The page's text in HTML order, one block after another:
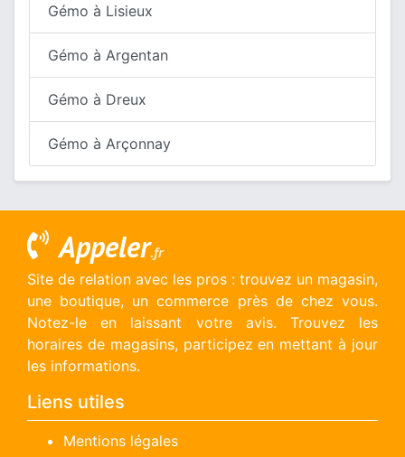
Gémo à Lisieux
Gémo à Argentan
Gémo à Dreux
Gémo à Arçonnay
Appeler.fr
Site de relation avec les pros : trouvez un magasin,
une boutique, un commerce près de chez vous.
Notez-le en laissant votre avis. Trouvez les
horaires de magasins, participez en mettant à jour
les informations.
Liens utiles
Mentions légales